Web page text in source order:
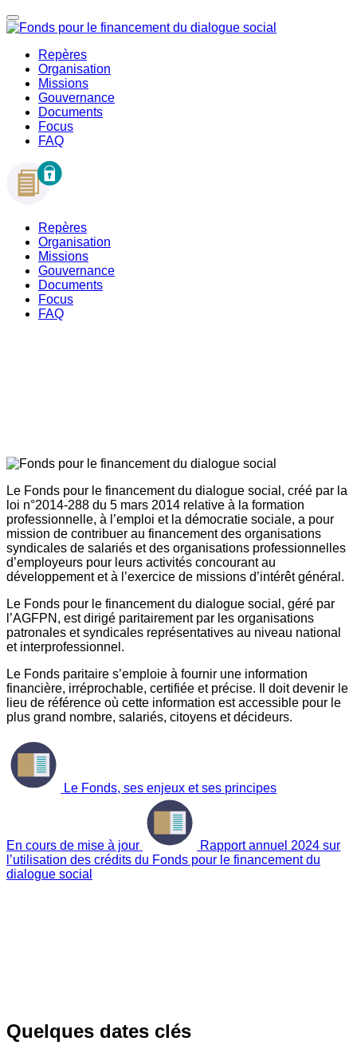
Repères
Organisation
Missions
Gouvernance
Documents
Focus
FAQ
Repères
Organisation
Missions
Gouvernance
Documents
Focus
FAQ
Le Fonds pour le financement du dialogue social, créé par la
loi n°2014-288 du 5 mars 2014 relative à la formation
professionnelle, à l’emploi et la démocratie sociale, a pour
mission de contribuer au financement des organisations
syndicales de salariés et des organisations professionnelles
d’employeurs pour leurs activités concourant au
développement et à l’exercice de missions d’intérêt général.
Le Fonds pour le financement du dialogue social, géré par
l’AGFPN, est dirigé paritairement par les organisations
patronales et syndicales représentatives au niveau national
et interprofessionnel.
Le Fonds paritaire s’emploie à fournir une information
financière, irréprochable, certifiée et précise. Il doit devenir le
lieu de référence où cette information est accessible pour le
plus grand nombre, salariés, citoyens et décideurs.
Le Fonds, ses enjeux et ses principes
En cours de mise à jour
Rapport annuel 2024 sur
l’utilisation des crédits du Fonds pour le financement du
dialogue social
Quelques dates clés